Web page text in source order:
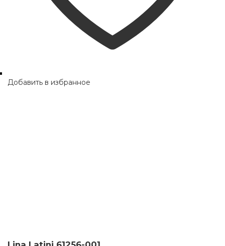
Добавить в избранное